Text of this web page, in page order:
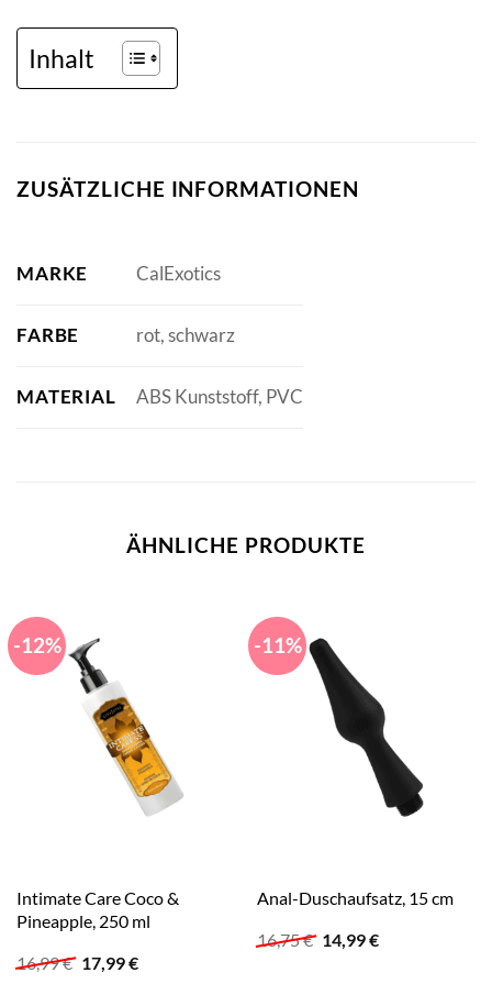
Inhalt
ZUSÄTZLICHE INFORMATIONEN
MARKE CalExotics
FARBE rot, schwarz
MATERIAL ABS Kunststoff, PVC
ÄHNLICHE PRODUKTE
-12%
Intimate Care Coco &
Pineapple, 250 ml
16,99€ Ursprünglicher
Preis
17,99€Aktueller
-11%
Anal-Duschaufsatz, 15 cm
16,75€ Ursprünglicher
Preis
14,99€Aktueller